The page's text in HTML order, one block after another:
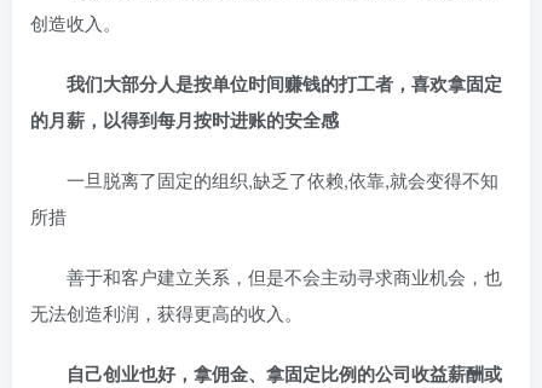
创造收入。
我们大部分人是按单位时间赚钱的打工者，喜欢拿固定
的月薪，以得到每月按时进账的安全感
一旦脱离了固定的组织,缺乏了依赖,依靠,就会变得不知
所措
善于和客户建立关系，但是不会主动寻求商业机会，也
无法创造利润，获得更高的收入。
自己创业也好，拿佣金、拿固定比例的公司收益薪酬或